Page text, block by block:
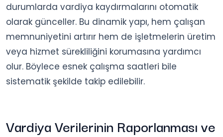
durumlarda vardiya kaydırmalarını otomatik
olarak günceller. Bu dinamik yapı, hem çalışan
memnuniyetini artırır hem de işletmelerin üretim
veya hizmet sürekliliğini korumasına yardımcı
olur. Böylece esnek çalışma saatleri bile
sistematik şekilde takip edilebilir.
Vardiya Verilerinin Raporlanması ve